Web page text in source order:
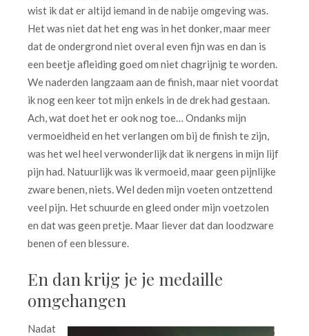
wist ik dat er altijd iemand in de nabije omgeving was.
Het was niet dat het eng was in het donker, maar meer
dat de ondergrond niet overal even fijn was en dan is
een beetje afleiding goed om niet chagrijnig te worden.
We naderden langzaam aan de finish, maar niet voordat
ik nog een keer tot mijn enkels in de drek had gestaan.
Ach, wat doet het er ook nog toe… Ondanks mijn
vermoeidheid en het verlangen om bij de finish te zijn,
was het wel heel verwonderlijk dat ik nergens in mijn lijf
pijn had. Natuurlijk was ik vermoeid, maar geen pijnlijke
zware benen, niets. Wel deden mijn voeten ontzettend
veel pijn. Het schuurde en gleed onder mijn voetzolen
en dat was geen pretje. Maar liever dat dan loodzware
benen of een blessure.
En dan krijg je je medaille
omgehangen
Nadat